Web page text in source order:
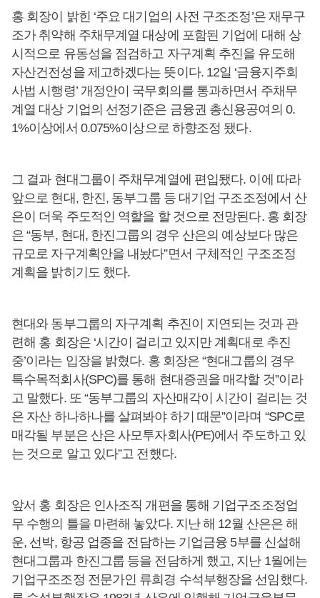
홍 회장이 밝힌 ‘주요 대기업의 사전 구조조정’은 재무구
조가 취약해 주채무계열 대상에 포함된 기업에 대해 상
시적으로 유동성을 점검하고 자구계획 추진을 유도해
자산건전성을 제고하겠다는 뜻이다. 12일 ‘금융지주회
사법 시행령’ 개정안이 국무회의를 통과하면서 주채무
계열 대상 기업의 선정기준은 금융권 총신용공여의 0.
1%이상에서 0.075%이상으로 하향조정 됐다.
그 결과 현대그룹이 주채무계열에 편입됐다. 이에 따라
앞으로 현대, 한진, 동부그룹 등 대기업 구조조정에서 산
은이 더욱 주도적인 역할을 할 것으로 전망된다. 홍 회장
은 “동부, 현대, 한진그룹의 경우 산은의 예상보다 많은
규모로 자구계획안을 내놨다”면서 구체적인 구조조정
계획을 밝히기도 했다.
현대와 동부그룹의 자구계획 추진이 지연되는 것과 관
련해 홍 회장은 ‘시간이 걸리고 있지만 계획대로 추진
중’이라는 입장을 밝혔다. 홍 회장은 “현대그룹의 경우
특수목적회사(SPC)를 통해 현대증권을 매각할 것”이라
고 말했다. 또 “동부그룹의 자산매각이 시간이 걸리는 것
은 자산 하나하나를 살펴봐야 하기 때문”이라며 “SPC로
매각될 부분은 산은 사모투자회사(PE)에서 주도하고 있
는 것으로 알고 있다”고 전했다.
앞서 홍 회장은 인사조직 개편을 통해 기업구조조정업
무 수행의 틀을 마련해 놓았다. 지난 해 12월 산은은 해
운, 선박, 항공 업종을 전담하는 기업금융 5부를 신설해
현대그룹과 한진그룹 등을 전담하게 했고, 지난 1월에는
기업구조조정 전문가인 류희경 수석부행장을 선임했다.